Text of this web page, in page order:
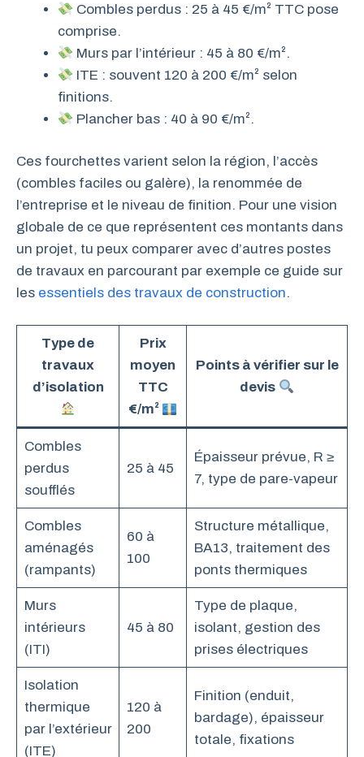
Combles perdus : 25 à 45 €/m² TTC pose
comprise.
Murs par l’intérieur : 45 à 80 €/m².
ITE : souvent 120 à 200 €/m² selon
finitions.
Plancher bas : 40 à 90 €/m².
Ces fourchettes varient selon la région, l’accès
(combles faciles ou galère), la renommée de
l’entreprise et le niveau de finition. Pour une vision
globale de ce que représentent ces montants dans
un projet, tu peux comparer avec d’autres postes
de travaux en parcourant par exemple ce guide sur
les essentiels des travaux de construction.
Type de
travaux
d’isolation
Prix
moyen
TTC
€/m²
Points à vérifier sur le
devis
Combles
perdus
soufflés
25 à 45
Épaisseur prévue, R ≥
7, type de pare-vapeur
Combles
aménagés
(rampants)
60 à
100
Structure métallique,
BA13, traitement des
ponts thermiques
Murs
intérieurs
(ITI)
45 à 80
Type de plaque,
isolant, gestion des
prises électriques
Isolation
thermique
par l’extérieur
(ITE)
120 à
200
Finition (enduit,
bardage), épaisseur
totale, fixations